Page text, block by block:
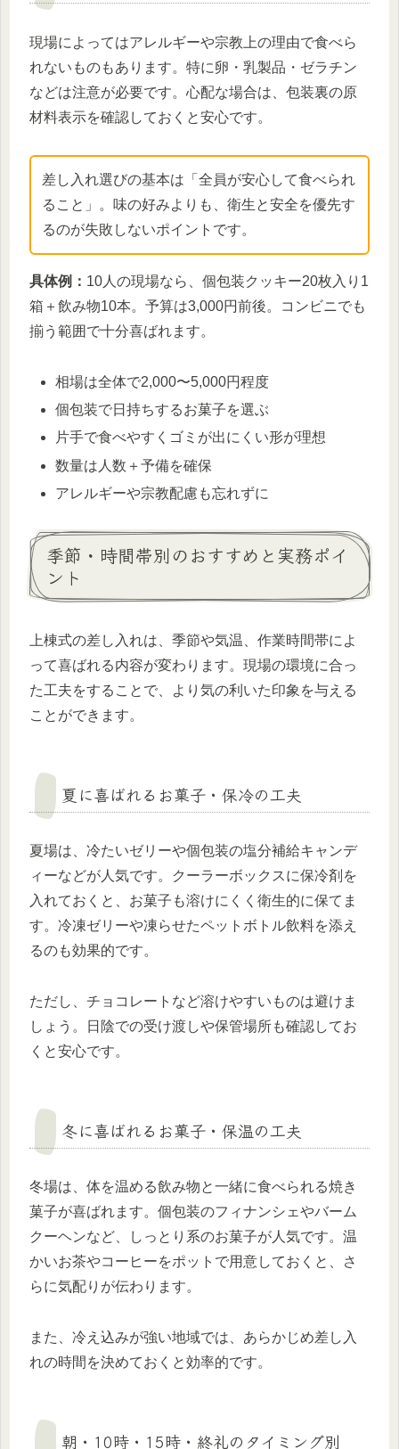
現場によってはアレルギーや宗教上の理由で食べら
れないものもあります。特に卵・乳製品・ゼラチン
などは注意が必要です。心配な場合は、包装裏の原
材料表示を確認しておくと安心です。
差し入れ選びの基本は「全員が安心して食べられ
ること」。味の好みよりも、衛生と安全を優先す
るのが失敗しないポイントです。
具体例： 10人の現場なら、個包装クッキー20枚入り1
箱＋飲み物10本。予算は3,000円前後。コンビニでも
揃う範囲で十分喜ばれます。
相場は全体で2,000〜5,000円程度
個包装で日持ちするお菓子を選ぶ
片手で食べやすくゴミが出にくい形が理想
数量は人数＋予備を確保
アレルギーや宗教配慮も忘れずに
季節・時間帯別のおすすめと実務ポイ
ント
上棟式の差し入れは、季節や気温、作業時間帯によ
って喜ばれる内容が変わります。現場の環境に合っ
た工夫をすることで、より気の利いた印象を与える
ことができます。
夏に喜ばれるお菓子・保冷の工夫
夏場は、冷たいゼリーや個包装の塩分補給キャンデ
ィーなどが人気です。クーラーボックスに保冷剤を
入れておくと、お菓子も溶けにくく衛生的に保てま
す。冷凍ゼリーや凍らせたペットボトル飲料を添え
るのも効果的です。
ただし、チョコレートなど溶けやすいものは避けま
しょう。日陰での受け渡しや保管場所も確認してお
くと安心です。
冬に喜ばれるお菓子・保温の工夫
冬場は、体を温める飲み物と一緒に食べられる焼き
菓子が喜ばれます。個包装のフィナンシェやバーム
クーヘンなど、しっとり系のお菓子が人気です。温
かいお茶やコーヒーをポットで用意しておくと、さ
らに気配りが伝わります。
また、冷え込みが強い地域では、あらかじめ差し入
れの時間を決めておくと効率的です。
朝・10時・15時・終礼のタイミング別